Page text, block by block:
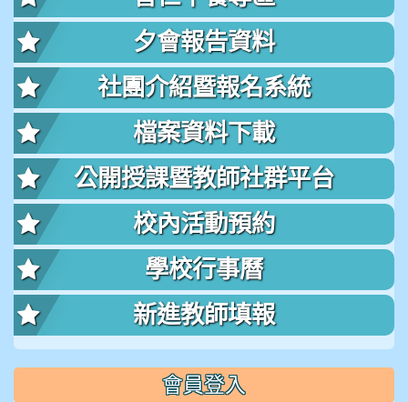
夕會報告資料
社團介紹暨報名系統
檔案資料下載
公開授課暨教師社群平台
校內活動預約
學校行事曆
新進教師填報
會員登入